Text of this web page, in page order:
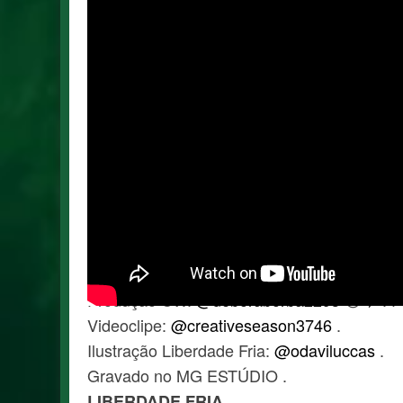
Celso Lavoisier (Bateria) .
Produção CW:‪@deboraborba2293‬😘🌹 .
Videoclipe: ‪@creativeseason3746‬ .
Ilustração Liberdade Fria: ‪@odaviluccas‬ .
Gravado no MG ESTÚDIO .